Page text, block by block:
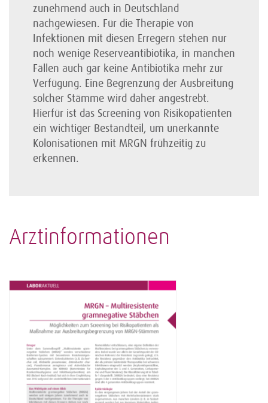
zunehmend auch in Deutschland
nachgewiesen. Für die Therapie von
Infektionen mit diesen Erregern stehen nur
noch wenige Reserveantibiotika, in manchen
Fällen auch gar keine Antibiotika mehr zur
Verfügung. Eine Begrenzung der Ausbreitung
solcher Stämme wird daher angestrebt.
Hierfür ist das Screening von Risikopatienten
ein wichtiger Bestandteil, um unerkannte
Kolonisationen mit MRGN frühzeitig zu
erkennen.
Arztinformationen